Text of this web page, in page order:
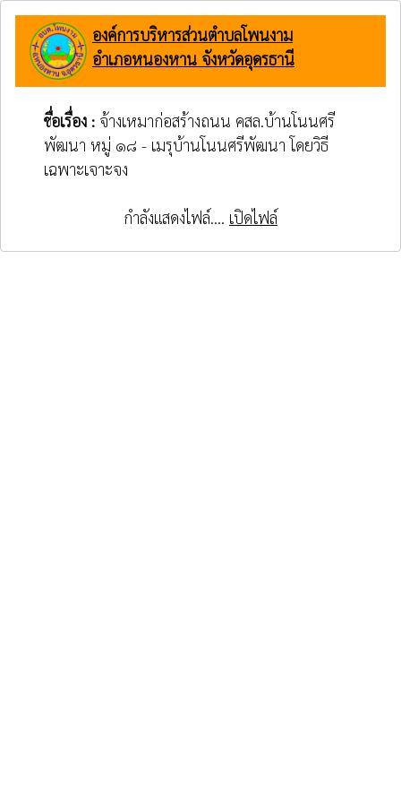
องค์การบริหารส่วนตำบลโพนงาม
อำเภอหนองหาน จังหวัดอุดรธานี
ชื่อเรื่อง : จ้างเหมาก่อสร้างถนน คสล.บ้านโนนศรี
พัฒนา หมู่ ๑๘ - เมรุบ้านโนนศรีพัฒนา โดยวิธี
เฉพาะเจาะจง
กำลังแสดงไฟล์.... เปิดไฟล์